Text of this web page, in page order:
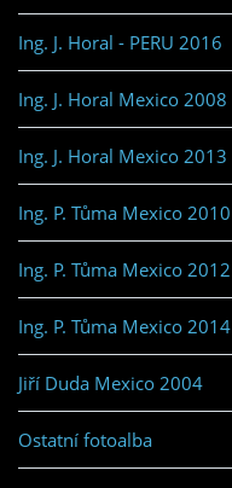
Ing. J. Horal - PERU 2016
Ing. J. Horal Mexico 2008
Ing. J. Horal Mexico 2013
Ing. P. Tůma Mexico 2010
Ing. P. Tůma Mexico 2012
Ing. P. Tůma Mexico 2014
Jiří Duda Mexico 2004
Ostatní fotoalba